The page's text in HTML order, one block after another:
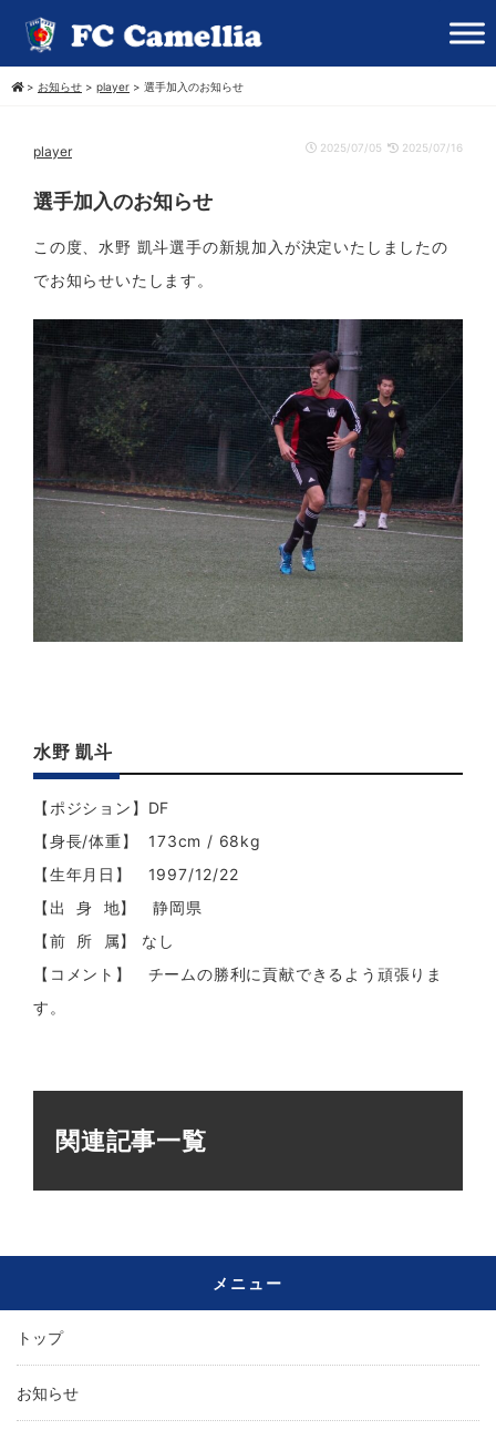
> お知らせ > player > 選手加入のお知らせ
player 2025/07/05 2025/07/16
選手加入のお知らせ
この度、水野 凱斗選手の新規加入が決定いたしましたの
でお知らせいたします。
水野 凱斗
【ポジション】DF
【身長/体重】 173cm / 68kg
【生年月日】 1997/12/22
【出 身 地】 静岡県
【前 所 属】 なし
【コメント】 チームの勝利に貢献できるよう頑張りま
す。
関連記事一覧
メニュー
トップ
お知らせ